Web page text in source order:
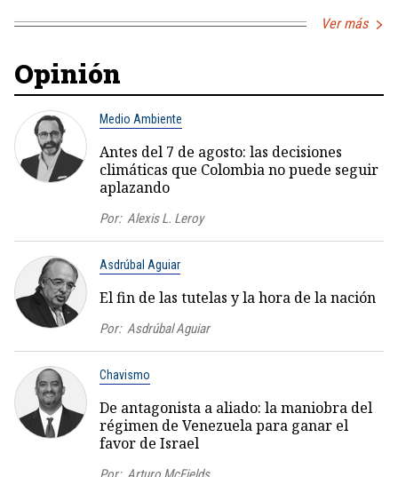
Ver más
Opinión
Medio Ambiente
Antes del 7 de agosto: las decisiones
climáticas que Colombia no puede seguir
aplazando
Por: Alexis L. Leroy
Asdrúbal Aguiar
El fin de las tutelas y la hora de la nación
Por: Asdrúbal Aguiar
Chavismo
De antagonista a aliado: la maniobra del
régimen de Venezuela para ganar el
favor de Israel